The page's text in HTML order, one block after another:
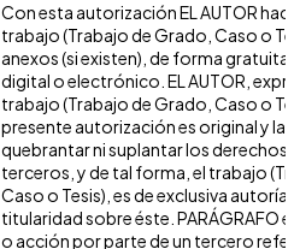
Con esta autorización EL AUTOR
trabajo (Trabajo de Grado, Caso o
anexos (si existen), de forma gratuita
digital o electrónico. EL AUTOR,
trabajo (Trabajo de Grado, Caso o
presente autorización es original y la
quebrantar ni suplantar los derechos
terceros, y de tal forma, el trabajo
Caso o Tesis), es de exclusiva autoría
titularidad sobre éste. PARÁGRAFO
o acción por parte de un tercero